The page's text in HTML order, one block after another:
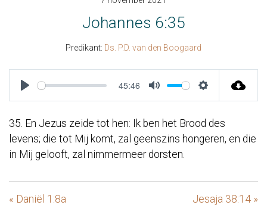
Johannes 6:35
Predikant: Ds. P.D. van den Boogaard
Play
45:46
Mute Settings
35. En Jezus zeide tot hen: Ik ben het Brood des
levens; die tot Mij komt, zal geenszins hongeren, en die
in Mij gelooft, zal nimmermeer dorsten.
« Daniël 1:8a Jesaja 38:14 »